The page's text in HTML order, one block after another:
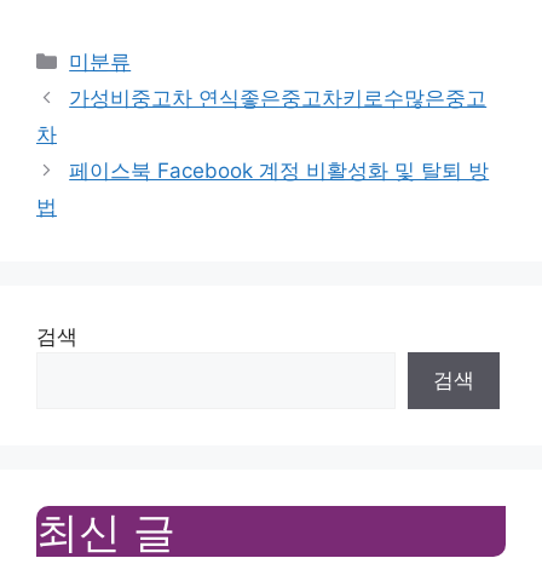
Categories
미분류
가성비중고차 연식좋은중고차키로수많은중고
차
페이스북 Facebook 계정 비활성화 및 탈퇴 방
법
검색
검색
최신 글